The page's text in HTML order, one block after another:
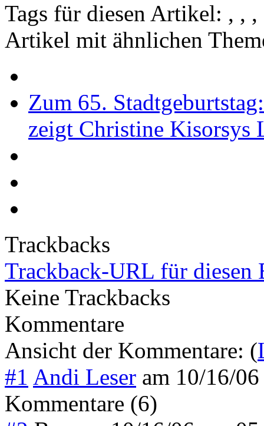
Tags für diesen Artikel: , , ,
Artikel mit ähnlichen
Zum 65.
zeigt Christine Kisorsys
Trackbacks
Trackback-URL für diesen
Keine Trackbacks
Kommentare
Ansicht der Kommentare: (
#1 Andi Leser am 10/16/
Kommentare (6)